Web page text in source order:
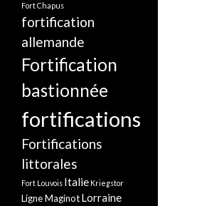
Fort Chapus
fortification
allemande
Fortification
bastionnée
fortifications
Fortifications
littorales
Fort Louvois Italie Kriegstor
Ligne MaginotLorraine